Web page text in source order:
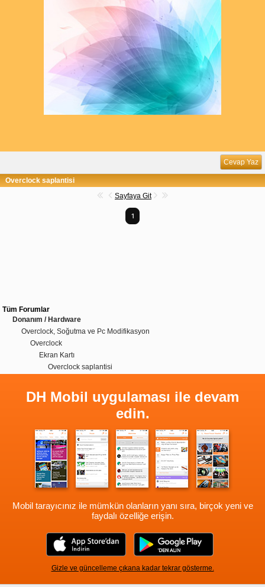
Cevap Yaz
Overclock saplantisi
Sayfaya Git
1
Tüm Forumlar
Donanım / Hardware
Overclock, Soğutma ve Pc Modifikasyon
Overclock
Ekran Kartı
Overclock saplantisi
DH Mobil uygulaması ile devam
edin.
Mobil tarayıcınız ile mümkün olanların yanı sıra, birçok yeni ve
faydalı özelliğe erişin.
Gizle ve güncelleme çıkana kadar tekrar gösterme.